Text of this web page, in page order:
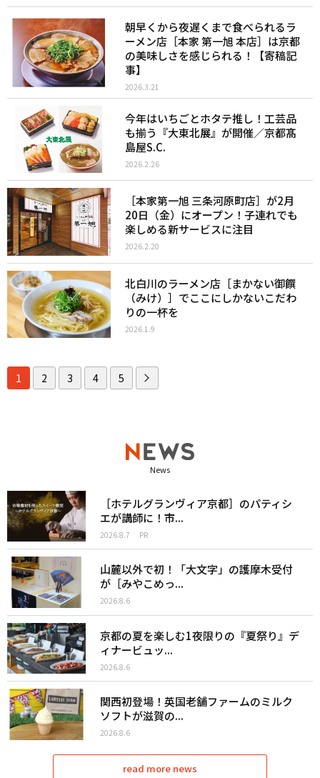
朝早くから夜遅くまで食べられるラ
ーメン店［本家 第一旭 本店］は京都
の美味しさを感じられる！【寄稿記
事】
2026.3.21
今年はいちごとホタテ推し！工芸品
も揃う『大東北展』が開催／京都髙
島屋S.C.
2026.2.26
［本家第一旭 三条河原町店］が2月
20日（金）にオープン！子連れでも
楽しめる新サービスに注目
2026.2.20
北白川のラーメン店［まかない御饌
（みけ）］でここにしかないこだわ
りの一杯を
2026.1.9
1 2 3 4 5
News
［ホテルグランヴィア京都］のパティシ
エが講師に！市...
2026.8.7 PR
山麓以外で初！「大文字」の護摩木受付
が［みやこめっ...
2026.8.6
京都の夏を楽しむ1夜限りの『夏祭り』デ
ィナービュッ...
2026.8.6
関西初登場！英国老舗ファームのミルク
ソフトが滋賀の...
2026.8.6
read more news